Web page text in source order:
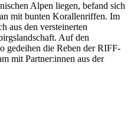
Alpen liegen, befand sich
mit bunten Korallenriffen. Im
aus den versteinerten
Auf den
gedeihen die Reben der RIFF-
mit Partner:innen aus der